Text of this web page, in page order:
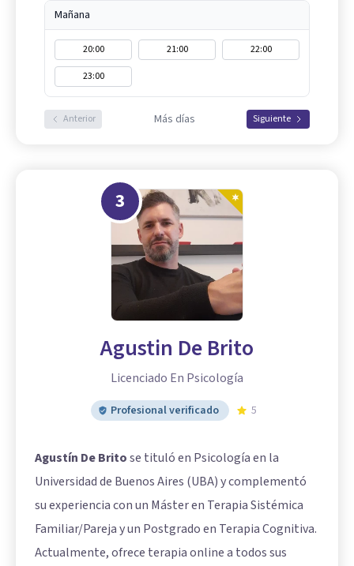
Mañana
20:00 21:00
22:00
23:00
Anterior Más días Siguiente
3
Agustin De Brito
Licenciado En Psicología
Profesional verificado 5
Agustín De Britose tituló en Psicología en la
Universidad de Buenos Aires (UBA) y complementó
su experiencia con un Máster en Terapia Sistémica
Familiar/Pareja y un Postgrado en Terapia Cognitiva.
Actualmente, ofrece terapia online a todos sus